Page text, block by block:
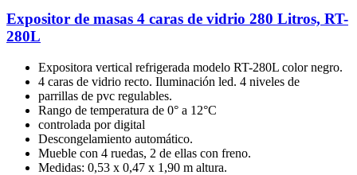
Expositor de masas 4 caras de vidrio 280 Litros, RT-
280L
Expositora vertical refrigerada modelo RT-280L color negro.
4 caras de vidrio recto. Iluminación led. 4 niveles de
parrillas de pvc regulables.
Rango de temperatura de 0° a 12°C
controlada por digital
Descongelamiento automático.
Mueble con 4 ruedas, 2 de ellas con freno.
Medidas: 0,53 x 0,47 x 1,90 m altura.